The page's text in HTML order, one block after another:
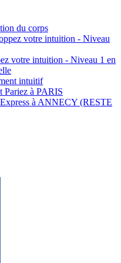
du corps
votre intuition - Niveau
votre intuition - Niveau 1 en
intuitif
Pariez à PARIS
à ANNECY (RESTE